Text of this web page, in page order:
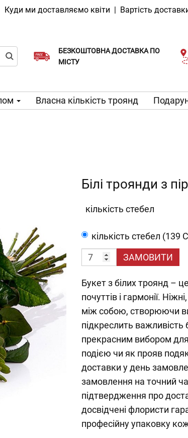
Куди ми доставляємо квіти | Вартість
БЕЗКОШТОВНА ДОСТАВКА ПО
МІСТУ
Доставка в той же день доступна
Виберіть дату доставки
Власна кількість троянд
Білі троянди з
кількість стебел
кількість стебел (139
ЗАМОВИТИ
Букет з білих троянд –
почуттів і гармонії.
між собою, створюючи
підкреслить важливість
прекрасним вибором
подією чи як прояв
доставки у день
замовлення на точний
підтвердження про
досвідчені флористи
професійну упаковку